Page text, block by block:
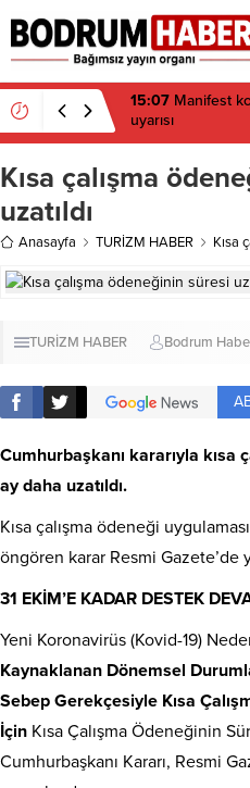
15:07 Manifest
uyarısı
Kısa çalışma
uzatıldı
Anasayfa TURİZM HABER Kısa
TURİZM HABER Bodrum
Cumhurbaşkanı kararıyla kısa
ay daha uzatıldı.
Kısa çalışma ödeneği
öngören karar Resmi Gazete’de
31 EKİM’E KADAR DESTEK
Yeni Koronavirüs (Kovid-19)
Kaynaklanan Dönemsel
Sebep Gerekçesiyle Kısa
İçin Kısa Çalışma Ödeneğinin
Cumhurbaşkanı Kararı, Resmi